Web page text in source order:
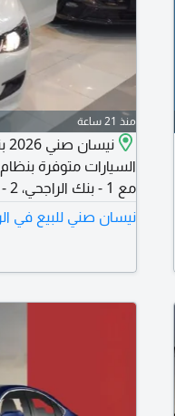
منذ 21 ساعة
السيارات متوفرة
نيسان صني للبيع في